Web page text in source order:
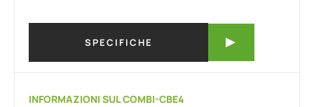
SPECIFICHE
INFORMAZIONI SUL COMBI-CBE4